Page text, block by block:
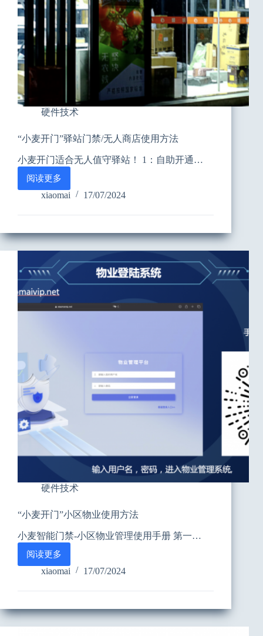
硬件技术
“小麦开门”驿站门禁/无人商店使用方法
小麦开门适合无人值守驿站！ 1：自助开通…
阅读更多
“小
麦
门”
站
门
禁/
无
人
商
店
法
xiaomai 17/07/2024
硬件技术
“小麦开门”小区物业使用方法
小麦智能门禁-小区物业管理使用手册 第一…
阅读更多
“小
麦
门”
区
物
xiaomai 17/07/2024